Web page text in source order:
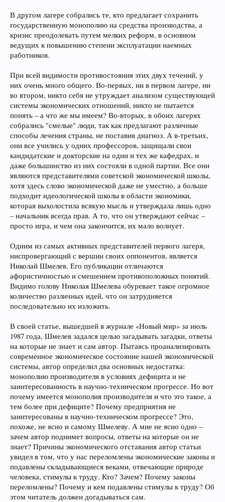
В другом лагере собрались те, кто предлагает сохранить
государственную монополию на средства производства, а
кризис преодолевать путем мелких реформ, в основном
ведущих к повышению степени эксплуатации наемных
работников.
При всей видимости противостояния этих двух течений, у
них очень много общего. Во-первых, ни в первом лагере, ни
во втором, никто себя не утруждает анализом существующей
системы экономических отношений, никто не пытается
понять – а что же мы имеем? Во-вторых, в обоих лагерях
собрались "смелые" люди, так как предлагают различные
способы лечения страны, не поставив диагноз. А в-третьих,
они все учились у одних профессоров, защищали свои
кандидатские и докторские на одни и тех же кафедрах, и
даже большинство из них состояли в одной партии. Все они
являются представителями советской экономической школы,
хотя здесь слово экономической даже не уместно, а больше
подходит идеологической школы в области экономики,
которая выхолостила всякую мысль и утверждала лишь одно
– начальник всегда прав. А то, что он утверждают сейчас –
просто игра, и чем она закончится, их мало волнует.
Одним из самых активных представителей первого лагеря,
ниспровергающий с вершин своих оппонентов, является
Николай Шмелев. Его публикации отличаются
афористичностью и смешением противоположных понятий.
Видимо голову Николая Шмелева обуревает такое огромное
количество различных идей, что он затрудняется
последовательно их изложить.
В своей статье, вышедшей в журнале «Новый мир» за июль
1987 года, Шмелев задался целью загадывать загадки, ответы
на которые не знает и сам автор. Пытаясь проанализировать
современное экономическое состояние нашей экономической
системы, автор определил два основных недостатка:
монополию производителя в условиях дефицита и не
заинтересованность в научно-техническом прогрессе. Но вот
почему имеется монополия производителя и что это такое, а
тем более при дефиците? Почему предприятия не
заинтересованы в научно-техническом прогрессе? Это,
похоже, не ясно и самому Шмелеву. А мне не ясно одно –
зачем автор поднимет вопросы, ответы на которые он не
знает? Причины экономического отставания автор статьи
увидел в том, что у нас переломлены экономические законы и
подавлены складывающиеся веками, отвечающие природе
человека, стимулы к труду. Кто? Зачем? Почему законы
переломлены? Почему и кем подавлены стимулы к труду? Об
этом читатель должен догадываться сам.